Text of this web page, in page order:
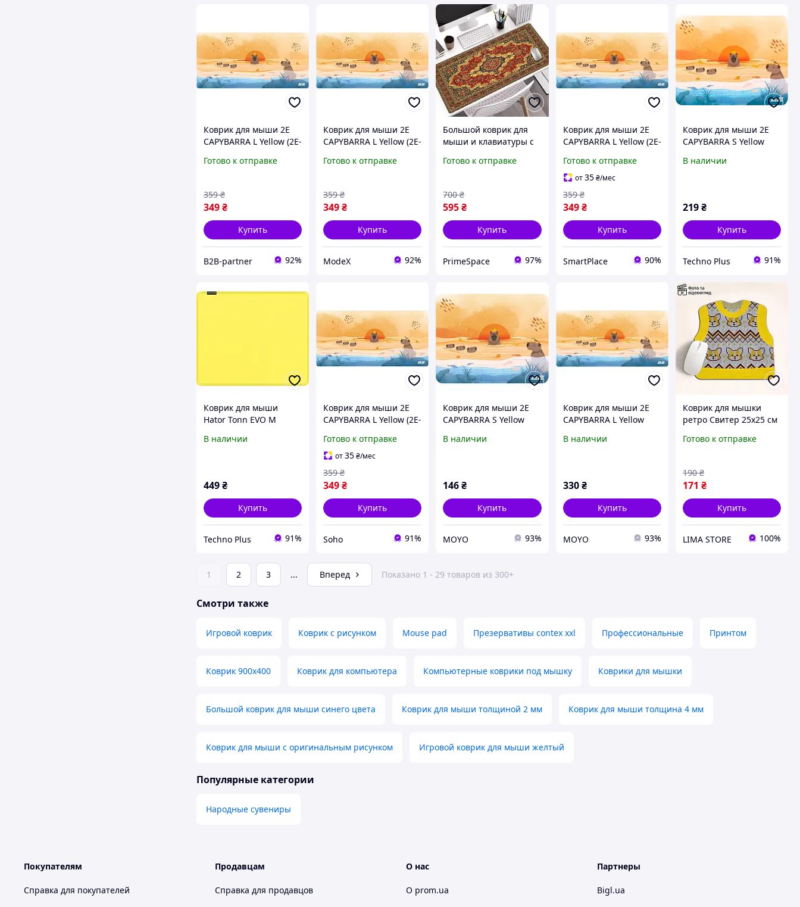
Коврик для мыши 2E
CAPYBARRA L Yellow (2E-
Готово к отправке
349₴
359 ₴
Купить
B2B-partner 92%
Коврик для мыши 2E
CAPYBARRA L Yellow (2E-
Готово к отправке
349₴
359 ₴
Купить
ModeX 92%
Большой коврик для
мыши и клавиатуры с
персидский ковер с
Готово к отправке
595₴
700 ₴
Купить
PrimeSpace 97%
Коврик для мыши 2E
CAPYBARRA L Yellow (2E-
Готово к отправке
от35 ₴/мес
349 ₴
359 ₴
Купить
SmartPlace 90%
Коврик для мыши 2E
CAPYBARRA S Yellow
YELLOW)
В наличии
219₴
Купить
Techno Plus 91%
Коврик для мыши
Hator Tonn EVO M
В наличии
449₴
Купить
Techno Plus 91%
Коврик для мыши 2E
CAPYBARRA L Yellow (2E-
Готово к отправке
от35₴/мес
349₴
359 ₴
Купить
Soho 91%
Коврик для мыши 2E
CAPYBARRA S Yellow
S-CAPY-YELLOW)
В наличии
146₴
Купить
MOYO 93%
Коврик для мыши 2E
CAPYBARRA L Yellow
L-CAPY-YELLOW)
В наличии
330 ₴
Купить
MOYO 93%
Коврик для мышки
ретро Свитер 25x25 см
Готово к отправке
171 ₴
190 ₴
Купить
LIMA STORE 100%
1 2 3 ... Вперед Показано 1 - 29 товаров из 300+
Смотри также
Игровой коврик Коврик с рисунком Mouse pad Презервативы contex xxl Профессиональные Принтом
Коврик 900х400 Коврик для компьютера Компьютерные коврики под мышку Коврики для мышки
Большой коврик для мыши синего цвета Коврик для мыши толщиной 2 мм Коврик для мыши толщина 4 мм
Коврик для мыши с оригинальным рисунком Игровой коврик для мыши желтый
Популярные категории
Народные сувениры
Покупателям
Справка для покупателей
Продавцам
Справка для продавцов
О нас
О prom.ua
Партнеры
Bigl.ua